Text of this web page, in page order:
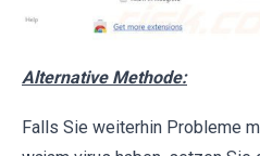
Alternative Methode:
Falls Sie weiterhin Probleme